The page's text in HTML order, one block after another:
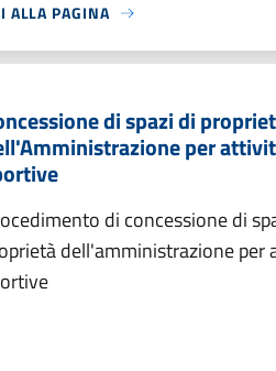
ALLA PAGINA
di spazi di
per
di concessione di
dell'amministrazione per